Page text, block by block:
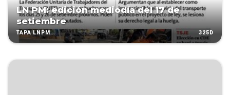
LN PM: edición mediodía del 17 de
setiembre
TAPA LNPM 325D